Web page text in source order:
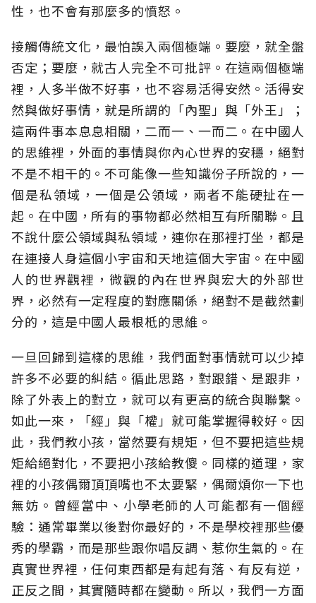
性，也不會有那麼多的憤怒。
接觸傳統文化，最怕誤入兩個極端。要麼，就全盤
否定；要麼，就古人完全不可批評。在這兩個極端
裡，人多半做不好事，也不容易活得安然。活得安
然與做好事情，就是所謂的「內聖」與「外王」；
這兩件事本息息相關，二而一、一而二。在中國人
的思維裡，外面的事情與你內心世界的安穩，絕對
不是不相干的。不可能像一些知識份子所說的，一
個是私領域，一個是公領域，兩者不能硬扯在一
起。在中國，所有的事物都必然相互有所關聯。且
不說什麼公領域與私領域，連你在那裡打坐，都是
在連接人身這個小宇宙和天地這個大宇宙。在中國
人的世界觀裡，微觀的內在世界與宏大的外部世
界，必然有一定程度的對應關係，絕對不是截然劃
分的，這是中國人最根柢的思維。
一旦回歸到這樣的思維，我們面對事情就可以少掉
許多不必要的糾結。循此思路，對跟錯、是跟非，
除了外表上的對立，就可以有更高的統合與聯繫。
如此一來，「經」與「權」就可能掌握得較好。因
此，我們教小孩，當然要有規矩，但不要把這些規
矩給絕對化，不要把小孩給教傻。同樣的道理，家
裡的小孩偶爾頂頂嘴也不太要緊，偶爾煩你一下也
無妨。曾經當中、小學老師的人可能都有一個經
驗：通常畢業以後對你最好的，不是學校裡那些優
秀的學霸，而是那些跟你唱反調、惹你生氣的。在
真實世界裡，任何東西都是有起有落、有反有逆，
正反之間，其實隨時都在變動。所以，我們一方面